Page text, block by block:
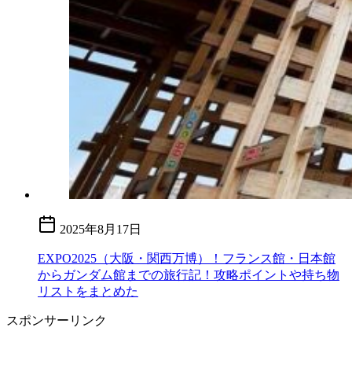
2025年8月17日
EXPO2025（大阪・関西万博）！フランス館・日本館
からガンダム館までの旅行記！攻略ポイントや持ち物
リストをまとめた
スポンサーリンク